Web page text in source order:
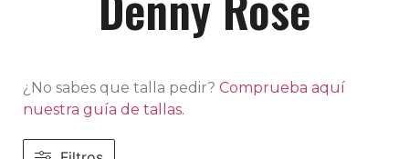
¿No sabes que talla pedir? Comprueba aquí
nuestra guía de tallas.